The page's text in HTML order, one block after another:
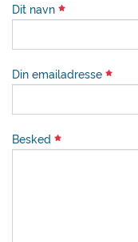
Dit navn
Din emailadresse
Besked